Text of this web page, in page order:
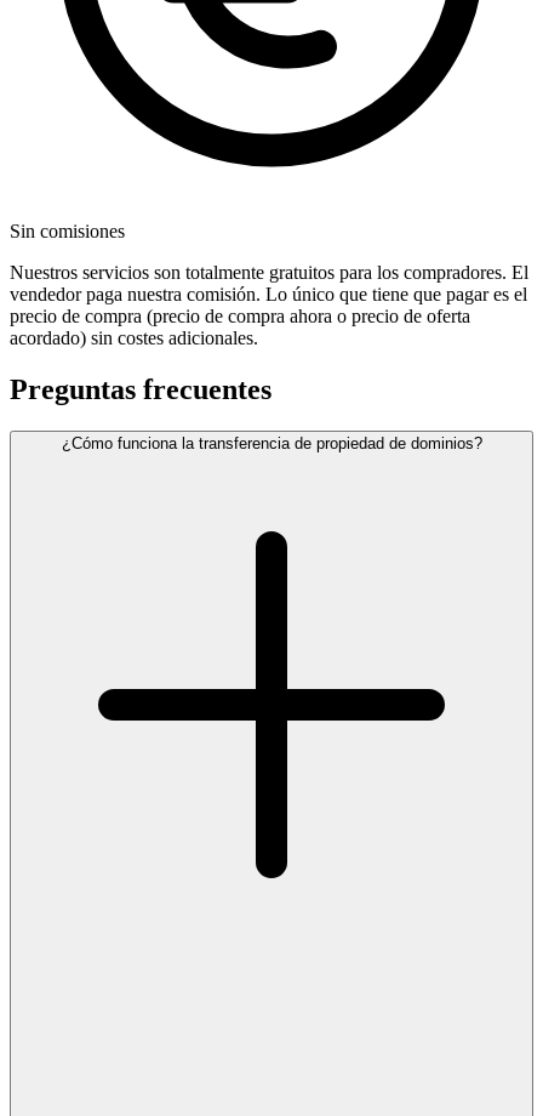
Sin comisiones
Nuestros servicios son totalmente gratuitos para los compradores. El
vendedor paga nuestra comisión. Lo único que tiene que pagar es el
precio de compra (precio de compra ahora o precio de oferta
acordado) sin costes adicionales.
Preguntas frecuentes
¿Cómo funciona la transferencia de propiedad de dominios?